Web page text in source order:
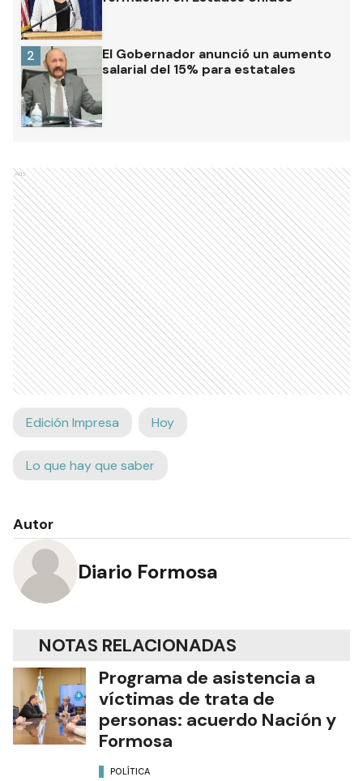
El Gobernador anunció un aumento
salarial del 15% para estatales
2
Ads
Edición Impresa Hoy
Lo que hay que saber
Autor
Diario Formosa
NOTAS RELACIONADAS
Programa de asistencia a
víctimas de trata de
personas: acuerdo Nación y
Formosa
POLÍTICA